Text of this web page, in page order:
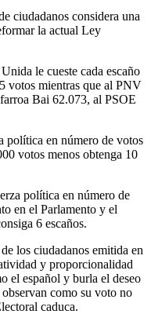
ciudadanos considera una
la actual Ley
le cueste cada escaño
votos mientras que al PNV
Bai 62.073, al PSOE
política en número de votos
votos menos obtenga 10
política en número de
en el Parlamento y el
6 escaños.
los ciudadanos emitida en
y proporcionalidad
el español y burla el deseo
como su voto no
caduca.